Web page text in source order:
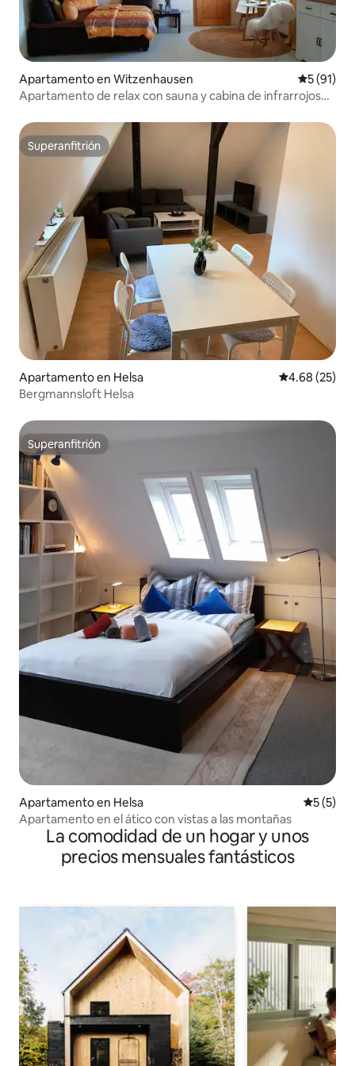
Apartamento en Witzenhausen
5 (91)
Apartamento de relax con sauna y cabina de infrarrojos
Superanfitrión
Superanfitrión
Apartamento en Helsa Calificación
4.68 (25)
Bergmannsloft Helsa
Superanfitrión
Superanfitrión
Apartamento en Helsa
5 (5)
Apartamento en el ático con vistas a las montañas
La comodidad de un hogar y unos
precios mensuales fantásticos